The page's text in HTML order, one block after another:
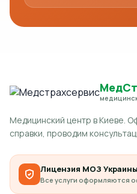
Медицинский центр в Киеве.
справки, проводим
Лицензия МОЗ Украины
Все услуги оформляются